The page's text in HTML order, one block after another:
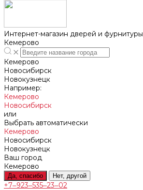
Интернет-магазин дверей и фурнитуры
Кемерово
Кемерово
Новосибирск
Новокузнецк
Например:
Кемерово
Новосибирск
или
Выбрать автоматически
Кемерово
Новосибирск
Новокузнецк
Ваш город
Кемерово
Да, спасибо Нет, другой
+7‒923‒535‒23‒02